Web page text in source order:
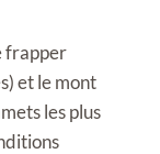
frapper
et le mont
les plus